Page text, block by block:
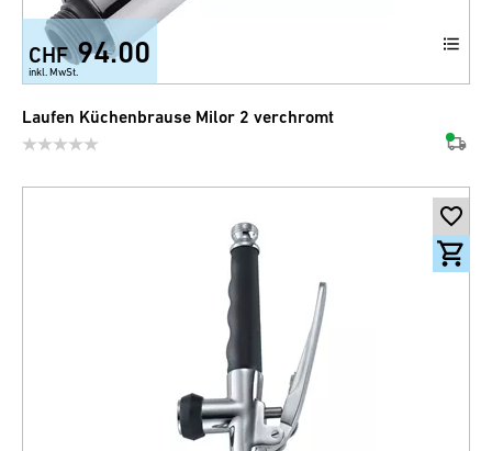
CHF 94.00
inkl. MwSt.
Laufen Küchenbrause Milor 2 verchromt